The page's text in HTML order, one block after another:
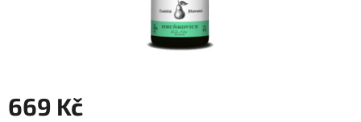
669 Kč